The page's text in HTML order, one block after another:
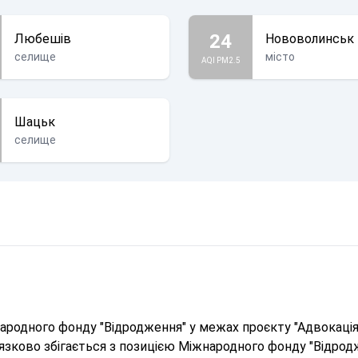
Любешів
селище
24
AQI PM2.5
Нововолинськ
місто
Шацьк
селище
фонду "Відродження" у межах проєкту
збігається з позицією Міжнародного фонду